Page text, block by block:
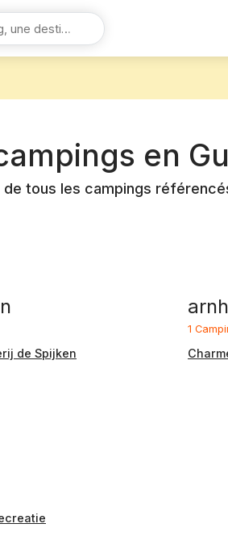
en
tous les campings
de Spijken
1